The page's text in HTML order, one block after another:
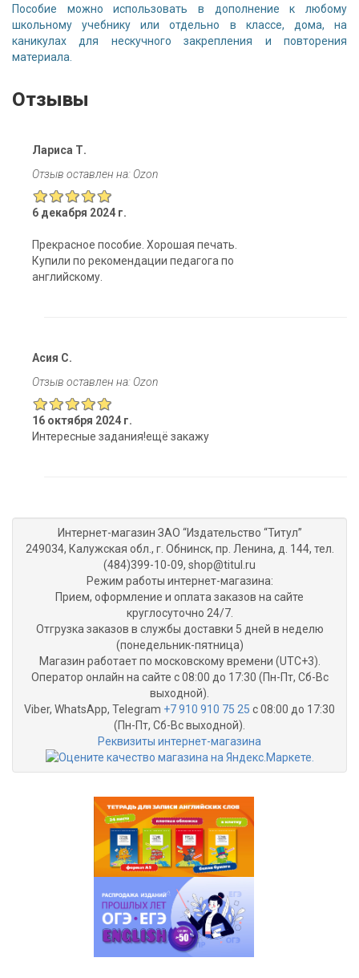
Пособие можно использовать в дополнение к любому
школьному учебнику или отдельно в классе, дома, на
каникулах для нескучного закрепления и повторения
материала.
Отзывы
Лариса Т.
Отзыв оставлен на: Ozon
6 декабря 2024 г.
Прекрасное пособие. Хорошая печать.
Купили по рекомендации педагога по
английскому.
Асия С.
Отзыв оставлен на: Ozon
16 октября 2024 г.
Интересные задания!ещё закажу
Интернет-магазин ЗАО “Издательство “Титул”
249034, Калужская обл., г. Обнинск, пр. Ленина, д. 144, тел.
(484)399-10-09, shop@titul.ru
Режим работы интернет-магазина:
Прием, оформление и оплата заказов на сайте
круглосуточно 24/7.
Отгрузка заказов в службы доставки 5 дней в неделю
(понедельник-пятница)
Магазин работает по московскому времени (UTC+3).
Оператор онлайн на сайте с 08:00 до 17:30 (Пн-Пт, Сб-Вс
выходной).
Viber, WhatsApp, Telegram +7 910 910 75 25 с 08:00 до 17:30
(Пн-Пт, Сб-Вс выходной).
Реквизиты интернет-магазина